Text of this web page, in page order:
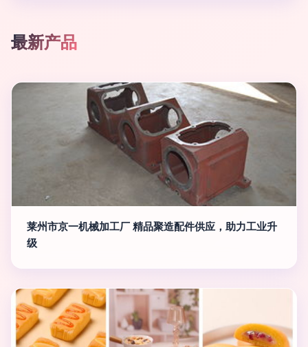
最新产品
莱州市京一机械加工厂 精品聚造配件供应，助力工业升
级